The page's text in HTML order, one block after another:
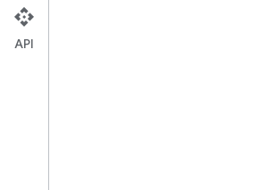
Реселлеры устройств
Обзор
API